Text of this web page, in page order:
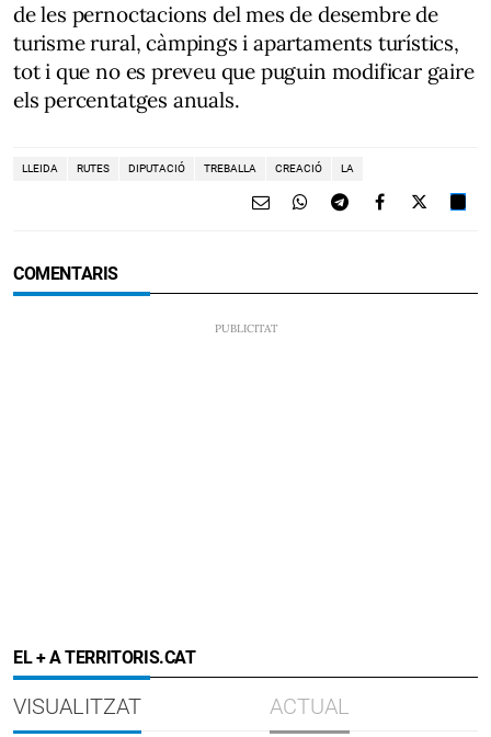
de les pernoctacions del mes de desembre de
turisme rural, càmpings i apartaments turístics,
tot i que no es preveu que puguin modificar gaire
els percentatges anuals.
LLEIDA RUTES DIPUTACIÓ TREBALLA CREACIÓ LA
COMENTARIS
EL + A TERRITORIS.CAT
VISUALITZAT ACTUAL